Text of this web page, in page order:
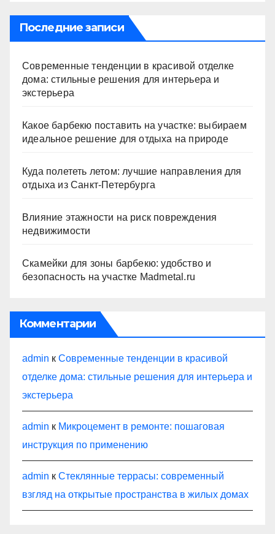
Последние записи
Современные тенденции в красивой отделке
дома: стильные решения для интерьера и
экстерьера
Какое барбекю поставить на участке: выбираем
идеальное решение для отдыха на природе
Куда полететь летом: лучшие направления для
отдыха из Санкт-Петербурга
Влияние этажности на риск повреждения
недвижимости
Скамейки для зоны барбекю: удобство и
безопасность на участке Madmetal.ru
Комментарии
admin к Современные тенденции в красивой
отделке дома: стильные решения для интерьера и
экстерьера
admin к Микроцемент в ремонте: пошаговая
инструкция по применению
admin к Стеклянные террасы: современный
взгляд на открытые пространства в жилых домах